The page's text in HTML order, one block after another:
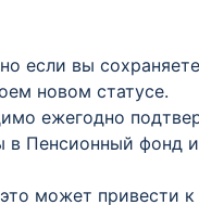
если вы
новом статусе.​
ежегодно
Пенсионный фонд
может привести